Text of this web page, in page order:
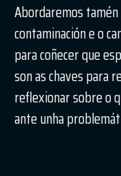
Abordaremos
contaminación e o
para coñecer que
son as chaves para
reflexionar sobre o
ante unha